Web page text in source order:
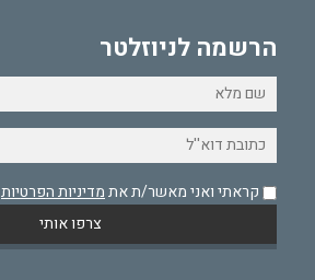
הרשמה לניוזלטר
קראתי ואני מאשר/ת אתמדיניות הפרטיות